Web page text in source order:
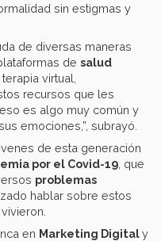
sin estigmas y
de diversas maneras
de salud
virtual,
recursos que les
es algo muy común y
emociones,”, subrayó.
de esta generación
por el Covid-19 , que
problemas
hablar sobre estos
en Marketing Digitaly